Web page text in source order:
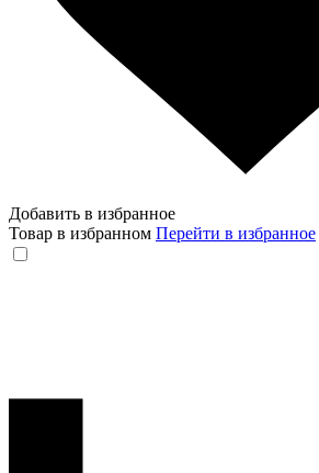
Добавить в избранное
Товар в избранном Перейти в избранное